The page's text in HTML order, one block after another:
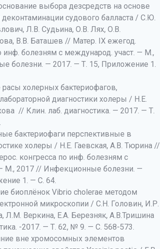
выбора дезсредств на основе
судового балласта / С.Ю.
Л.В. Судьина, О.В. Лях, О.В.
В.В. Баташев // Матер. IХ ежегод.
инф. болезням с международ. участ. — М.,
болезни. — 2017. — Т. 15, Приложение 1.
холерных бактериофагов,
диагностики холеры / Н.Е.
// Клин. лаб. диагностика. — 2017. — Т.
бактериофаги перспективные в
холеры / Н.Е. Гаевская, А.В. Тюрина //
конгресса по инф. болезням с
М., 2017 // Инфекционные болезни. —
1. — С. 64.
биоплёнок Vibrio cholerae методом
микроскопии / С.Н. Головин, И.Р.
Л.М. Веркина, Е.А. Березняк, А.В.Тришина
-2017. — Т. 62, № 9. — С. 568-573.
вне хромосомных элементов